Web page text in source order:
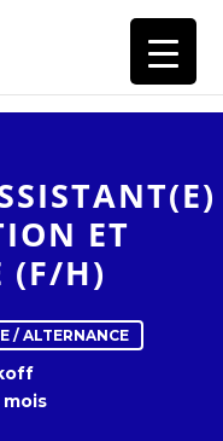
BAYARD
ET
(F/H)
/ ALTERNANCE
mois